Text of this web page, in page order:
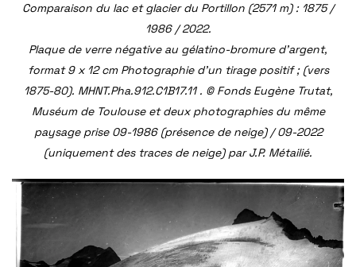
Comparaison du lac et glacier du Portillon (2571 m) : 1875 /
1986 / 2022.
Plaque de verre négative au gélatino-bromure d’argent,
format 9 x 12 cm Photographie d’un tirage positif ; (vers
1875-80). MHNT.Pha.912.C1B17.11 . © Fonds Eugène Trutat,
Muséum de Toulouse et deux photographies du même
paysage prise 09-1986 (présence de neige) / 09-2022
(uniquement des traces de neige) par J.P. Métailié.